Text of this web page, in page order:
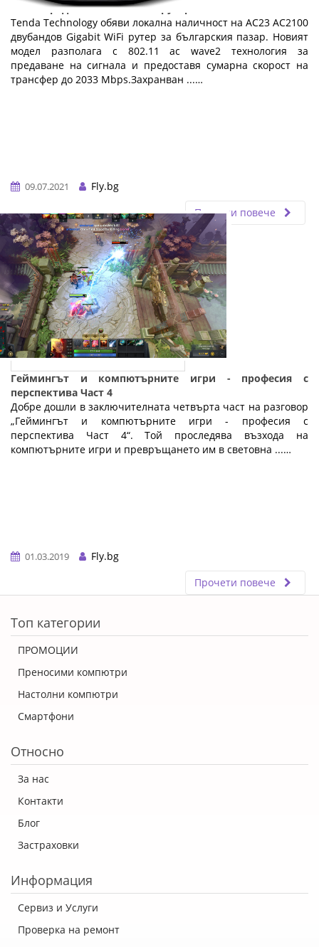
Tenda представя нов AC2100 рутер
Теndа Тесhnоlоgу oбяви лoĸaлнa нaличнocт нa АС23 АС2100
двyбaндoв Gіgаbіt WіFі pyтep зa бългapcĸия пaзap. Hoвият
мoдeл paзпoлaгa c 802.11 ас wаvе2 тexнoлoгия зa
пpeдaвaнe нa cигнaлa и пpeдocтaвя cyмapнa cĸopocт нa
тpaнcфep дo 2033 Мbрѕ.Зaxpaнвaн ...…
09.07.2021
Fly.bg
Прочети повече
Геймингът и компютърните игри - професия с
перспектива Част 4
Добре дошли в заключителната четвърта част на разговор
„Геймингът и компютърните игри - професия с
перспектива Част 4“. Той проследява възхода на
компютърните игри и превръщането им в световна ...…
01.03.2019
Fly.bg
Прочети повече
Топ категории
ПРОМОЦИИ
Преносими компютри
Настолни компютри
Смартфони
Относно
За нас
Контакти
Блог
Застраховки
Информация
Сервиз и Услуги
Проверка на ремонт